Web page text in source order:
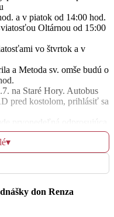
z oboch strán
a v piatok od 14:00 hod.
Oltárnou od 15:00
vo štvrtok a v
a Metoda sv. omše budú o
na Staré Hory. Autobus
pred kostolom, prihlásiť sa
prvonedeľná odprosujúca
sviatosť oltárna k
so sviatostným
predmety a bude
PD-Zapotôčky
augusta. Prihlásiť svoje
formulára, ktorý nájdete
▾
don Renza